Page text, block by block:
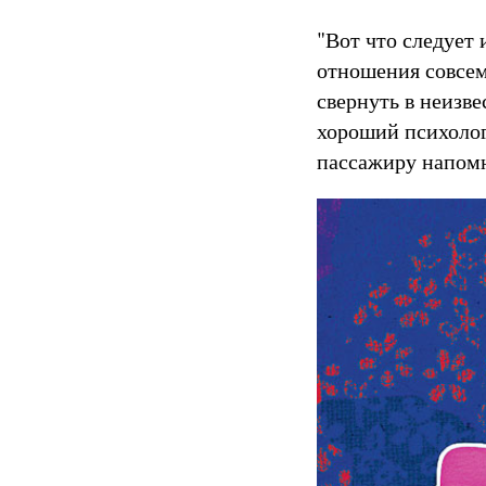
"Вот что
отношения
свернуть в
хороший
пассажиру